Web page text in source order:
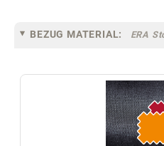
BEZUG MATERIAL: ERA